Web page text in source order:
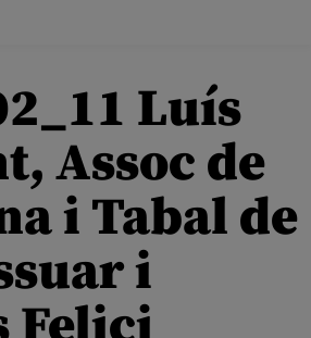
Luís
Assoc de
i Tabal de
i